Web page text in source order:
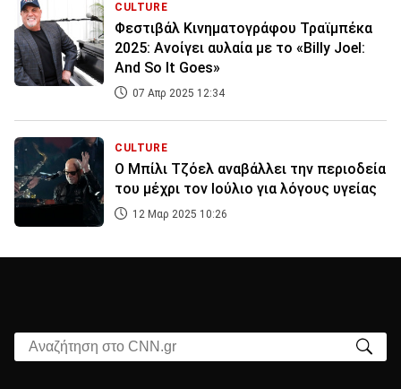
CULTURE
Φεστιβάλ Κινηματογράφου Τραϊμπέκα
2025: Ανοίγει αυλαία με το «Billy Joel:
And So It Goes»
07 Απρ 2025 12:34
CULTURE
Ο Μπίλι Τζόελ αναβάλλει την περιοδεία
του μέχρι τον Ιούλιο για λόγους υγείας
12 Μαρ 2025 10:26
Αναζήτηση στο CNN.gr